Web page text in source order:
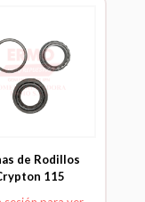
de Rodillos
115